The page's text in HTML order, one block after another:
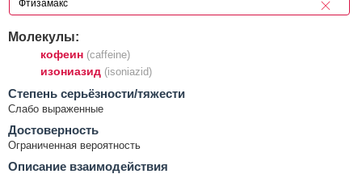
Молекулы:
кофеин (caffeine)
изониазид (isoniazid)
Cтепень серьёзности/тяжести
Слабо выраженные
Достоверность
Ограниченная вероятность
Описание взаимодействия